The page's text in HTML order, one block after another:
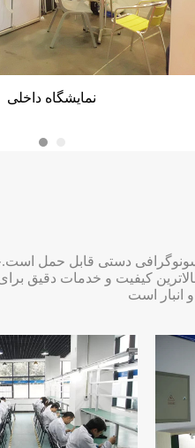
نمایشگاه داخلی
نمایشگاه ویتنام
نمایش دبی
کیفیت و خدمات دقیق برای